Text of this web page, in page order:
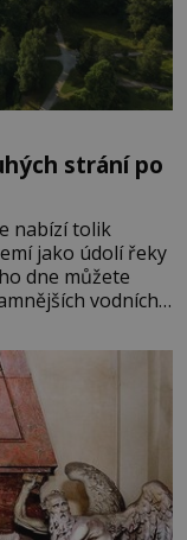
strání po
nabízí tolik
jako údolí řeky
dne můžete
vodních
památek ve